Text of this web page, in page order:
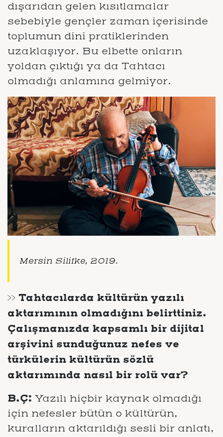
dışarıdan gelen kısıtlamalar
sebebiyle gençler zaman içerisinde
toplumun dini pratiklerinden
uzaklaşıyor. Bu elbette onların
yoldan çıktığı ya da Tahtacı
olmadığı anlamına gelmiyor.
Mersin Silifke, 2019.
>> Tahtacılarda kültürün yazılı
aktarımının olmadığını belirttiniz.
Çalışmanızda kapsamlı bir dijital
arşivini sunduğunuz nefes ve
türkülerin kültürün sözlü
aktarımında nasıl bir rolü var?
B.Ç: Yazılı hiçbir kaynak olmadığı
için nefesler bütün o kültürün,
kuralların aktarıldığı sesli bir anlatı,